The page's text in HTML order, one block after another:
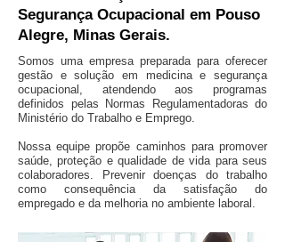
Segurança Ocupacional em Pouso
Alegre, Minas Gerais.
Somos uma empresa preparada para oferecer
gestão e solução em medicina e segurança
ocupacional, atendendo aos programas
definidos pelas Normas Regulamentadoras do
Ministério do Trabalho e Emprego.
Nossa equipe propõe caminhos para promover
saúde, proteção e qualidade de vida para seus
colaboradores. Prevenir doenças do trabalho
como consequência da satisfação do
empregado e da melhoria no ambiente laboral.